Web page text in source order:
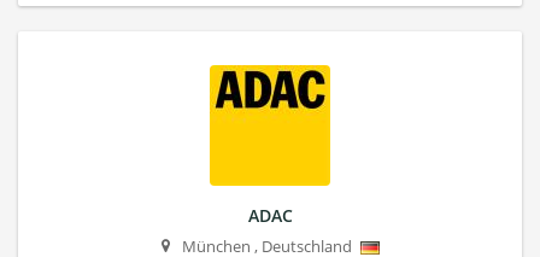
ADAC
München , Deutschland